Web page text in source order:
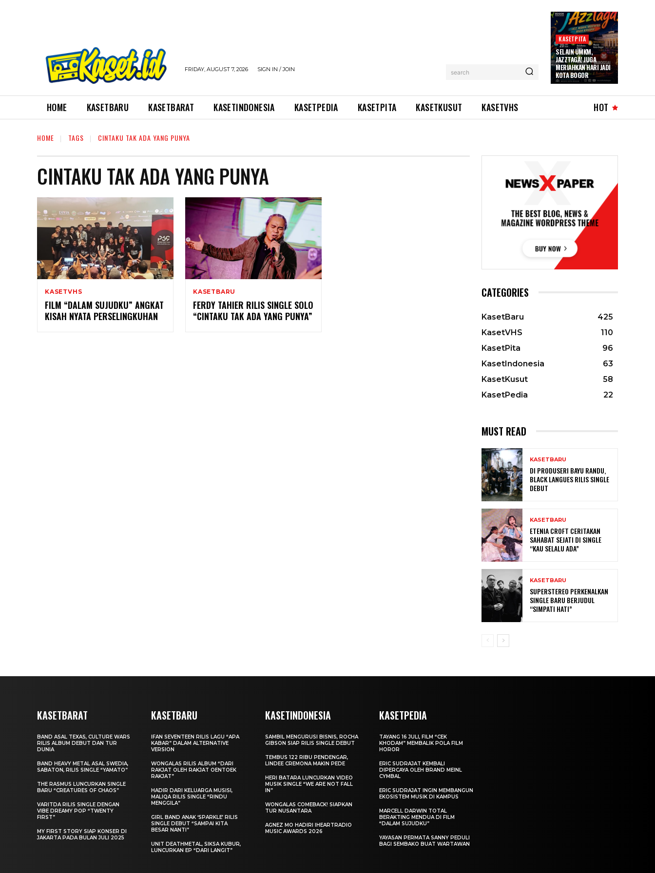
FRIDAY, AUGUST 7, 2026 SIGN IN / JOIN search
KASETPITA
SELAIN UMKM,
JAZZTAGA! JUGA
MERIAHKAN HARI JADI
KOTA BOGOR
HOME KASETBARU KASETBARAT KASETINDONESIA KASETPEDIA KASETPITA KASETKUSUT KASETVHS HOT
HOME TAGS CINTAKU TAK ADA YANG PUNYA
CINTAKU TAK ADA YANG PUNYA
KASETVHS
FILM “DALAM SUJUDKU” ANGKAT
KISAH NYATA PERSELINGKUHAN
KASETBARU
FERDY TAHIER RILIS SINGLE SOLO
“CINTAKU TAK ADA YANG PUNYA”
CATEGORIES
KasetBaru
425
KasetVHS
110
KasetPita
96
KasetIndonesia
63
KasetKusut
58
KasetPedia
22
MUST READ
KASETBARU
DI PRODUSERI BAYU RANDU,
BLACK LANGUES RILIS SINGLE
DEBUT
KASETBARU
ETENIA CROFT CERITAKAN
SAHABAT SEJATI DI SINGLE
“KAU SELALU ADA”
KASETBARU
SUPERSTEREO PERKENALKAN
SINGLE BARU BERJUDUL
“SIMPATI HATI”
KASETBARAT
BAND ASAL TEXAS, CULTURE WARS
RILIS ALBUM DEBUT DAN TUR
DUNIA
BAND HEAVY METAL ASAL SWEDIA,
SABATON, RILIS SINGLE “YAMATO”
THE RASMUS LUNCURKAN SINGLE
BARU “CREATURES OF CHAOS”
VARITDA RILIS SINGLE DENGAN
VIBE DREAMY POP “TWENTY
FIRST”
MY FIRST STORY SIAP KONSER DI
JAKARTA PADA BULAN JULI 2025
KASETBARU
IFAN SEVENTEEN RILIS LAGU “APA
KABAR” DALAM ALTERNATIVE
VERSION
WONGALAS RILIS ALBUM “DARI
RAKJAT OLEH RAKJAT OENTOEK
RAKJAT”
HADIR DARI KELUARGA MUSISI,
MALIQA RILIS SINGLE “RINDU
MENGGILA”
GIRL BAND ANAK ‘SPARKLE’ RILIS
SINGLE DEBUT “SAMPAI KITA
BESAR NANTI”
UNIT DEATHMETAL, SIKSA KUBUR,
LUNCURKAN EP “DARI LANGIT”
KASETINDONESIA
SAMBIL MENGURUSI BISNIS, ROCHA
GIBSON SIAP RILIS SINGLE DEBUT
TEMBUS 122 RIBU PENDENGAR,
LINDEE CREMONA MAKIN PEDE
HERI BATARA LUNCURKAN VIDEO
MUSIK SINGLE “WE ARE NOT FALL
IN”
WONGALAS COMEBACK! SIAPKAN
TUR NUSANTARA
AGNEZ MO HADIRI IHEARTRADIO
MUSIC AWARDS 2026
KASETPEDIA
TAYANG 16 JULI, FILM “CEK
KHODAM” MEMBALIK POLA FILM
HOROR
ERIC SUDRAJAT KEMBALI
DIPERCAYA OLEH BRAND MEINL
CYMBAL
ERIC SUDRAJAT INGIN MEMBANGUN
EKOSISTEM MUSIK DI KAMPUS
MARCELL DARWIN TOTAL
BERAKTING MENDUA DI FILM
“DALAM SUJUDKU”
YAYASAN PERMATA SANNY PEDULI
BAGI SEMBAKO BUAT WARTAWAN